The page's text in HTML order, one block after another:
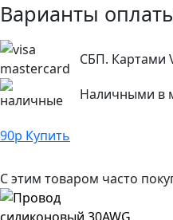
Варианты
СБП. Картами
Наличными в
90р Купить
С этим товаром часто